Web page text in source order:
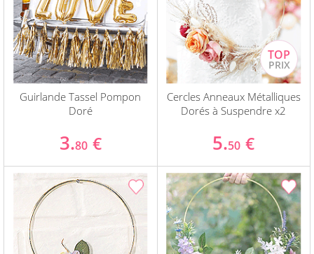
Guirlande Tassel Pompon
Doré
3.80 €
Cercles Anneaux Métalliques
Dorés à Suspendre x2
5.50 €